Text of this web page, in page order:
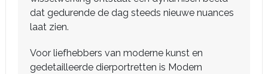
dat gedurende de dag steeds nieuwe nuances
laat zien.
Voor liefhebbers van moderne kunst en
gedetailleerde dierportretten is Modern